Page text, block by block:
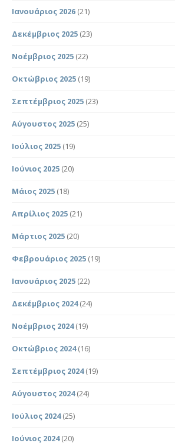
Ιανουάριος 2026 (21)
Δεκέμβριος 2025 (23)
Νοέμβριος 2025 (22)
Οκτώβριος 2025 (19)
Σεπτέμβριος 2025 (23)
Αύγουστος 2025 (25)
Ιούλιος 2025 (19)
Ιούνιος 2025 (20)
Μάιος 2025 (18)
Απρίλιος 2025 (21)
Μάρτιος 2025 (20)
Φεβρουάριος 2025 (19)
Ιανουάριος 2025 (22)
Δεκέμβριος 2024(24)
Νοέμβριος 2024(19)
Οκτώβριος 2024(16)
Σεπτέμβριος 2024(19)
Αύγουστος 2024(24)
Ιούλιος 2024(25)
Ιούνιος 2024(20)